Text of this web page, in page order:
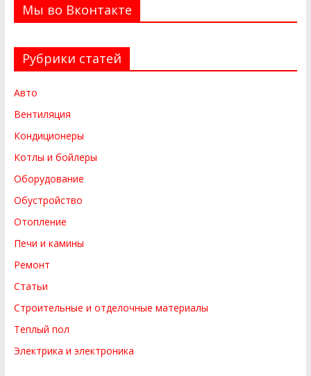
Мы во Вконтакте
Рубрики статей
Авто
Вентиляция
Кондиционеры
Котлы и бойлеры
Оборудование
Обустройство
Отопление
Печи и камины
Ремонт
Статьи
Строительные и отделочные материалы
Теплый пол
Электрика и электроника